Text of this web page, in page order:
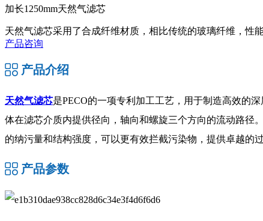
加长1250mm天然气滤芯
天然气滤芯采用了合成纤维材质，相比传统的玻璃纤维，性
产品咨询
产品介绍
天然气滤芯是PECO的一项专利加工工艺，用于制造高效的
体在滤芯介质内提供径向，轴向和螺旋三个方向的流动路径
的纳污量和结构强度，可以更有效拦截污染物，提供卓越的过
产品参数